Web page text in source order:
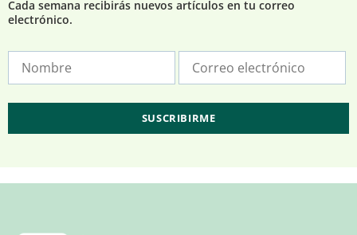
Cada semana recibirás nuevos artículos en tu correo
electrónico.